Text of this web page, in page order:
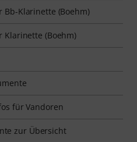
Bb-Klarinette (Boehm)
Klarinette (Boehm)
für Vandoren
zur Übersicht